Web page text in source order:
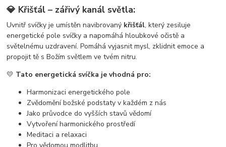
💎 Křišťál – zářivý kanál světla:
Uvnitř svíčky je umístěn navibrovaný křišťál, který zesiluje
energetické pole svíčky a napomáhá hloubkové očistě a
světelnému uzdravení. Pomáhá vyjasnit mysl, zklidnit emoce a
propojit tě s Božím světlem ve tvém nitru.
💛 Tato energetická svíčka je vhodná pro:
Harmonizaci energetického pole
Zvědomění božské podstaty v každém z nás
Jako průvodce do vyšších stavů vědomí
Vytvoření harmonického prostředí
Meditaci a relaxaci
Pro vědomou modlitbu